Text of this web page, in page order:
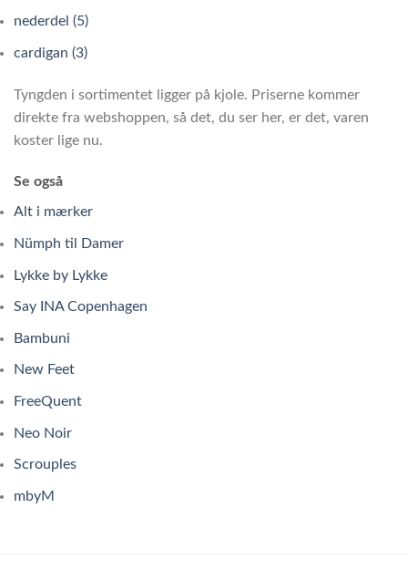
nederdel (5)
cardigan (3)
Tyngden i sortimentet ligger på kjole. Priserne kommer
direkte fra webshoppen, så det, du ser her, er det, varen
koster lige nu.
Se også
Alt i mærker
Nümph til Damer
Lykke by Lykke
Say INA Copenhagen
Bambuni
New Feet
FreeQuent
Neo Noir
Scrouples
mbyM